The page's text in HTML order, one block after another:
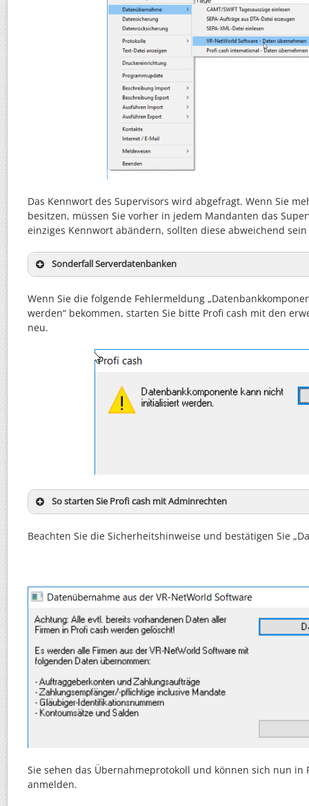
Das Kennwort des Supervisors wird abgefragt. Wenn Sie
besitzen, müssen Sie vorher in jedem Mandanten das
einziges Kennwort abändern, sollten diese abweichend sein
Sonderfall Serverdatenbanken
Wenn Sie die folgende Fehlermeldung
werden“ bekommen, starten Sie bitte Profi cash mit den
neu.
So starten Sie Profi cash mit Adminrechten
Beachten Sie die Sicherheitshinweise und bestätigen Sie
Sie sehen das Übernahmeprotokoll und können sich nun in
anmelden.